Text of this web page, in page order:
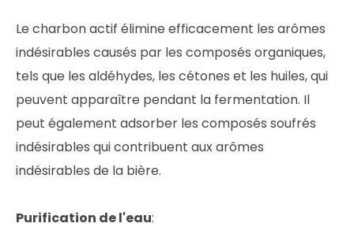
Le charbon actif élimine efficacement les arômes
indésirables causés par les composés organiques,
tels que les aldéhydes, les cétones et les huiles, qui
peuvent apparaître pendant la fermentation. Il
peut également adsorber les composés soufrés
indésirables qui contribuent aux arômes
indésirables de la bière.
Purification de l'eau: